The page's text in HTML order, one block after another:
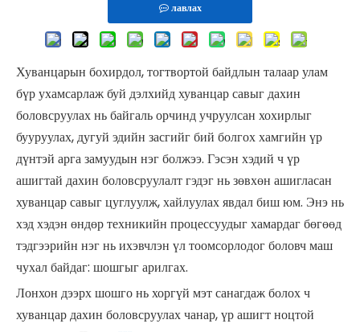
лавлах
Хуванцарын бохирдол, тогтвортой байдлын талаар улам
бүр ухамсарлаж буй дэлхийд хуванцар савыг дахин
боловсруулах нь байгаль орчинд учруулсан хохирлыг
бууруулах, дугуй эдийн засгийг бий болгох хамгийн үр
дүнтэй арга замуудын нэг болжээ. Гэсэн хэдий ч үр
ашигтай дахин боловсруулалт гэдэг нь зөвхөн ашигласан
хуванцар савыг цуглуулж, хайлуулах явдал биш юм. Энэ нь
хэд хэдэн өндөр техникийн процессуудыг хамардаг бөгөөд
тэдгээрийн нэг нь ихэвчлэн үл тоомсорлодог боловч маш
чухал байдаг: шошгыг арилгах.
Лонхон дээрх шошго нь хоргүй мэт санагдаж болох ч
хуванцар дахин боловсруулах чанар, үр ашигт ноцтой